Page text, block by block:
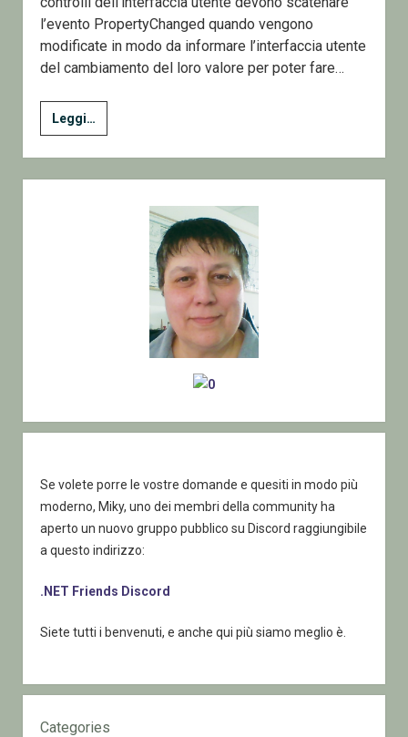
l’evento PropertyChanged quando vengono
modificate in modo da informare l’interfaccia utente
del cambiamento del loro valore per poter fare…
Leggi…
un’applicazione
WPF
per
database
nuova
Se volete porre le vostre domande e quesiti in modo più
moderno, Miky, uno dei membri della community ha
aperto un nuovo gruppo pubblico su Discord raggiungibile
a questo indirizzo:
.NET Friends Discord
Siete tutti i benvenuti, e anche qui più siamo meglio è.
Categories